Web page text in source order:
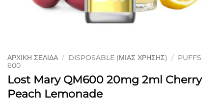
ΑΡΧΙΚΉ ΣΕΛΊΔΑ / DISPOSABLE (ΜΙΑΣ ΧΡΉΣΗΣ) / PUFFS
600
Lost Mary QM600 20mg 2ml Cherry
Peach Lemonade